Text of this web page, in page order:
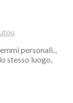
personali...
stesso luogo,